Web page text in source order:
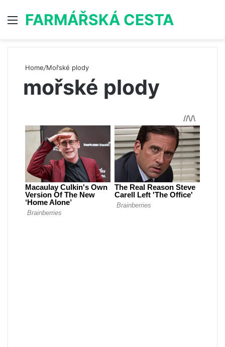
Menu
FARMÁŘSKÁ CESTA
Home/Mořské plody
mořské plody